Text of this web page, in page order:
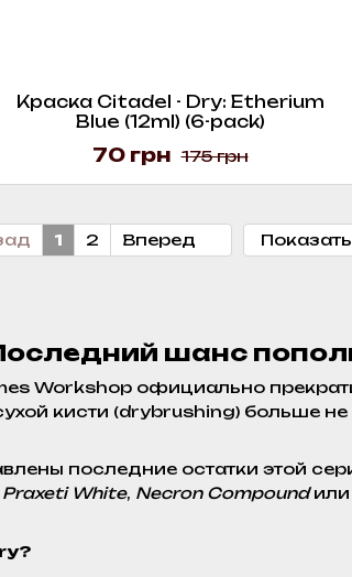
шанс
Workshop официально
кисти (drybrushing) больше
последние остатки этой
Praxeti White, Necron Compoundили
Краска Citadel - Dry: Etherium
Blue (12ml) (6-pack)
175 грн
70 грн
1 2 Вперед